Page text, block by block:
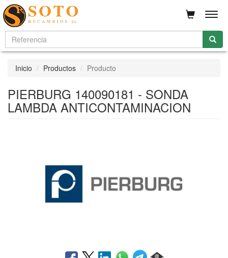
Inicio Productos Producto
PIERBURG 140090181 - SONDA
LAMBDA ANTICONTAMINACION